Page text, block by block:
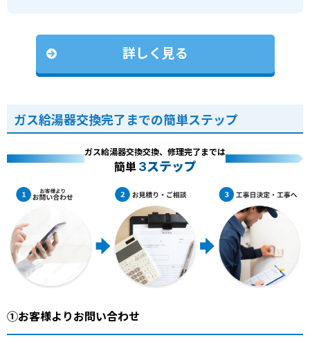
詳しく見る
ガス給湯器交換完了までの簡単ステップ
ガス給湯器交換交換、修理完了までは
簡単 3ステップ
①お客様よりお問い合わせ